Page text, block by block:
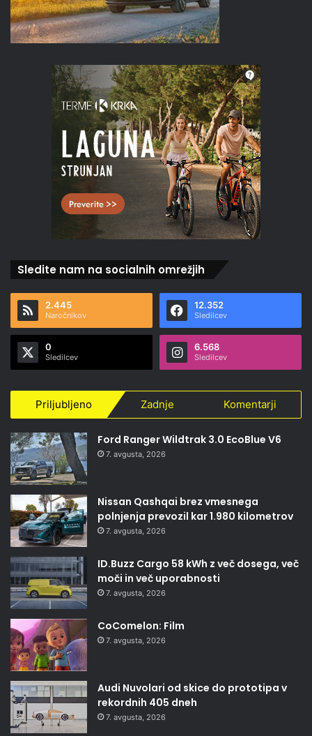
Sledite nam na socialnih omrežjih
2.445
Naročnikov
12.352
Sledilcev
0
Sledilcev
6.568
Sledilcev
Priljubljeno Zadnje Komentarji
Ford Ranger Wildtrak 3.0 EcoBlue V6
7. avgusta, 2026
Nissan Qashqai brez vmesnega
polnjenja prevozil kar 1.980 kilometrov
7. avgusta, 2026
ID.Buzz Cargo 58 kWh z več dosega, več
moči in več uporabnosti
7. avgusta, 2026
CoComelon: Film
7. avgusta, 2026
Audi Nuvolari od skice do prototipa v
rekordnih 405 dneh
7. avgusta, 2026